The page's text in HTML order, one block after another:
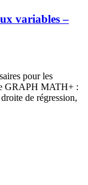
variables –
pour les
GRAPH MATH+ :
de régression,